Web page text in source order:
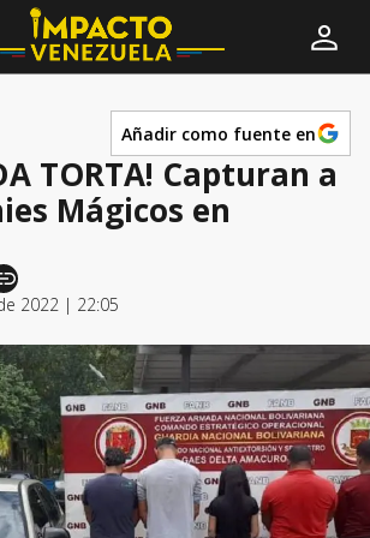
Añadir como fuente en
TORTA! Capturan a
Mágicos en
2022 | 22:05